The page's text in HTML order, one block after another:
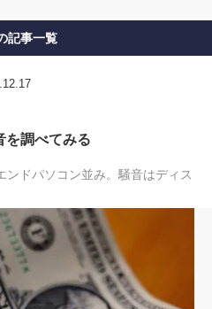
記事一覧
を調べてみる
ドパソコン並み。騒音はディス